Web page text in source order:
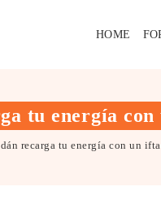
HOME
tu energía
recarga tu energía con un